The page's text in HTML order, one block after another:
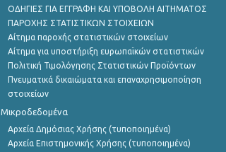
ΟΔΗΓΙΕΣ ΓΙΑ ΕΓΓΡΑΦΗ ΚΑΙ ΥΠΟΒΟΛΗ ΑΙΤΗΜΑΤΟΣ
ΠΑΡΟΧΗΣ ΣΤΑΤΙΣΤΙΚΩΝ ΣΤΟΙΧΕΙΩΝ
Αίτημα παροχής στατιστικών στοιχείων
Αίτημα για υποστήριξη ευρωπαϊκών στατιστικών
Πολιτική Τιμολόγησης Στατιστικών Προϊόντων
Πνευματικά δικαιώματα και επαναχρησιμοποίηση
στοιχείων
Μικροδεδομένα
Αρχεία Δημόσιας Χρήσης (τυποποιημένα)
Αρχεία Επιστημονικής Χρήσης (τυποποιημένα)